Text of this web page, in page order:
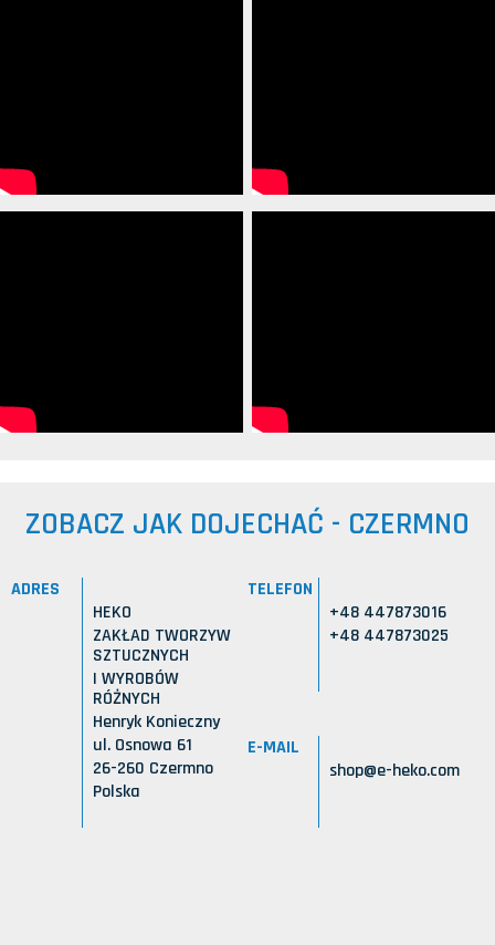
ZOBACZ JAK DOJECHAĆ - CZERMNO
ADRES
HEKO
ZAKŁAD TWORZYW
SZTUCZNYCH
I WYROBÓW
RÓŻNYCH
Henryk Konieczny
ul. Osnowa 61
26-260 Czermno
Polska
TELEFON
+48 447873016
+48 447873025
E-MAIL
shop@e-heko.com